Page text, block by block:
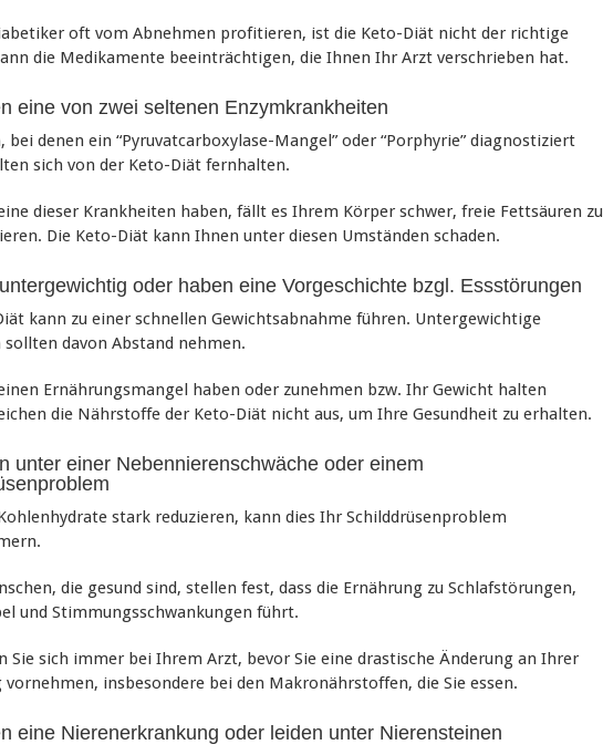
oft vom Abnehmen profitieren, ist die Keto-Diät nicht der richtige
die Medikamente beeinträchtigen, die Ihnen Ihr Arzt verschrieben hat.
eine von zwei seltenen Enzymkrankheiten
bei denen ein “Pyruvatcarboxylase-Mangel” oder “Porphyrie” diagnostiziert
sich von der Keto-Diät fernhalten.
dieser Krankheiten haben, fällt es Ihrem Körper schwer, freie Fettsäuren zu
Die Keto-Diät kann Ihnen unter diesen Umständen schaden.
oder haben eine Vorgeschichte bzgl. Essstörungen
kann zu einer schnellen Gewichtsabnahme führen. Untergewichtige
sollten davon Abstand nehmen.
Ernährungsmangel haben oder zunehmen bzw. Ihr Gewicht halten
die Nährstoffe der Keto-Diät nicht aus, um Ihre Gesundheit zu erhalten.
unter einer Nebennierenschwäche oder einem
stark reduzieren, kann dies Ihr Schilddrüsenproblem
die gesund sind, stellen fest, dass die Ernährung zu Schlafstörungen,
und Stimmungsschwankungen führt.
Sie sich immer bei Ihrem Arzt, bevor Sie eine drastische Änderung an Ihrer
vornehmen, insbesondere bei den Makronährstoffen, die Sie essen.
eine Nierenerkrankung oder leiden unter Nierensteinen